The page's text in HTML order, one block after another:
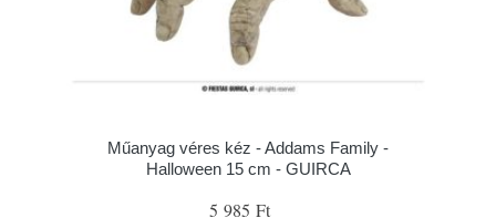
Műanyag véres kéz - Addams Family -
Halloween 15 cm - GUIRCA
5 985 Ft